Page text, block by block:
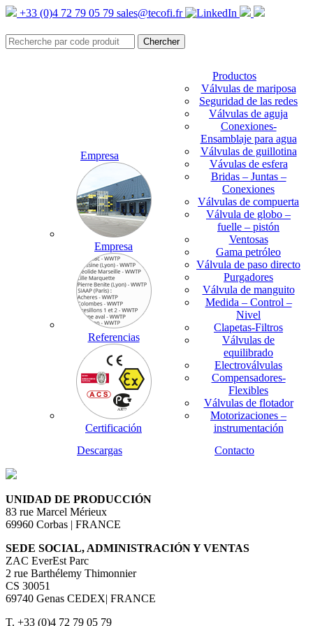
+33 (0)4 72 79 05 79 sales@tecofi.fr
Empresa
Empresa
Referencias
Certificación
Productos
Válvulas de mariposa
Seguridad de las redes
Válvulas de aguja
Conexiones-
Ensamblaje para agua
Válvulas de guillotina
Vávulas de esfera
Bridas – Juntas –
Conexiones
Válvulas de compuerta
Válvula de globo –
fuelle – pistón
Ventosas
Gama petróleo
Válvula de paso directo
Purgadores
Válvula de manguito
Medida – Control –
Nivel
Clapetas-Filtros
Válvulas de
equilibrado
Electroválvulas
Compensadores-
Flexibles
Válvulas de flotador
Motorizaciones –
instrumentación
Descargas
Contacto
UNIDAD DE PRODUCCIÓN
83 rue Marcel Mérieux
69960 Corbas | FRANCE
SEDE SOCIAL, ADMINISTRACIÓN Y VENTAS
ZAC EverEst Parc
2 rue Barthélemy Thimonnier
CS 30051
69740 Genas CEDEX| FRANCE
T. +33 (0)4 72 79 05 79